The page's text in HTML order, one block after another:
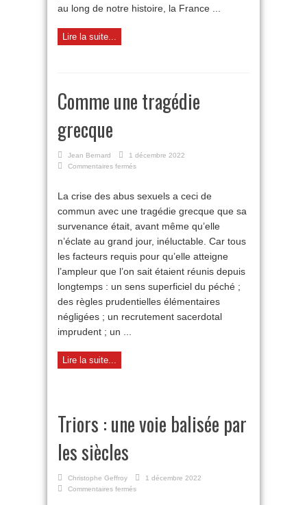
au long de notre histoire, la France ...
Lire la suite...
Comme une tragédie
grecque
Jean Bernard
1 décembre 2022
Commentaires fermés
tragédie
grecque
La crise des abus sexuels a ceci de
commun avec une tragédie grecque que sa
survenance était, avant même qu’elle
n’éclate au grand jour, inéluctable. Car tous
les facteurs requis pour qu’elle atteigne
l’ampleur que l’on sait étaient réunis depuis
longtemps : un sens superficiel du péché ;
des règles prudentielles élémentaires
négligées ; un recrutement sacerdotal
imprudent ; un ...
Lire la suite...
Triors : une voie balisée par
les siècles
Christophe Geffroy
1 décembre 2022
Commentaires fermés